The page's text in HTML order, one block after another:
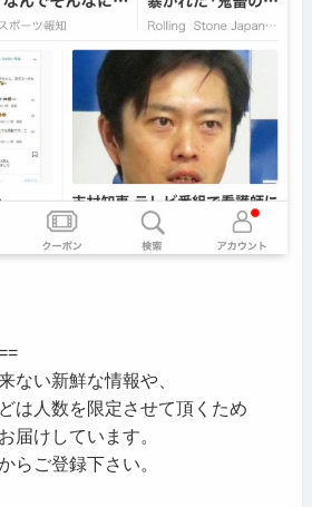
ない新鮮な情報や、
は人数を限定させて頂くため
届けしています。
らご登録下さい。